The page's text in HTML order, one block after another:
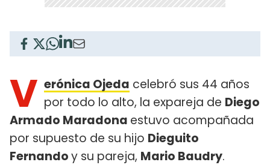
V erónica Ojeda celebró sus 44 años
por todo lo alto, la expareja de Diego
Armado Maradona estuvo acompañada
por supuesto de su hijo Dieguito
Fernandoy su pareja, Mario Baudry.